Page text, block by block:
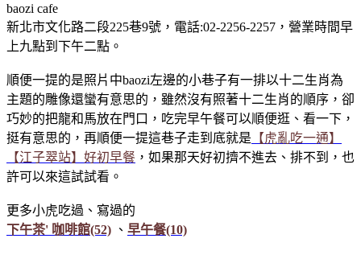
baozi cafe
新北市文化路二段225巷9號，電話:02-2256-2257，營業時間早
上九點到下午二點。
順便一提的是照片中baozi左邊的小巷子有一排以十二生肖為
主題的雕像還蠻有意思的，雖然沒有照著十二生肖的順序，卻
巧妙的把龍和馬放在門口，吃完早午餐可以順便逛、看一下，
挺有意思的，再順便一提這巷子走到底就是 【虎亂吃一通】
【江子翠站】好初早餐 ，如果那天好初擠不進去、排不到，也
許可以來這試試看。
更多小虎吃過、寫過的
下午茶' 咖啡館(52) 、 早午餐(10)